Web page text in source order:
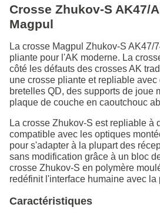
Crosse Zhukov-S AK47/
Magpul
La crosse Magpul Zhukov-S AK47/
pliante pour l'AK moderne. La
côté les défauts des crosses AK
une crosse pliante et repliable avec
bretelles QD, des supports de joue
plaque de couche en caoutchouc
La crosse Zhukov-S est repliable à
compatible avec les optiques
pour s'adapter à la plupart des
sans modification grâce à un bloc
crosse Zhukov-S en polymère
redéfinit l'interface humaine avec la
Caractéristiques